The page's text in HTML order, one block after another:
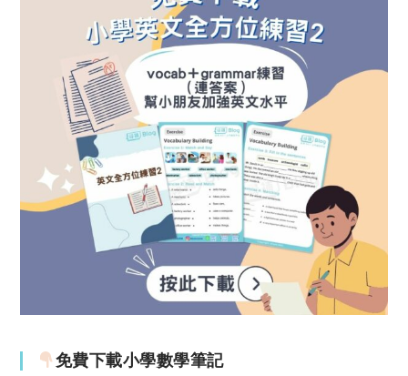
免費下載小學數學筆記